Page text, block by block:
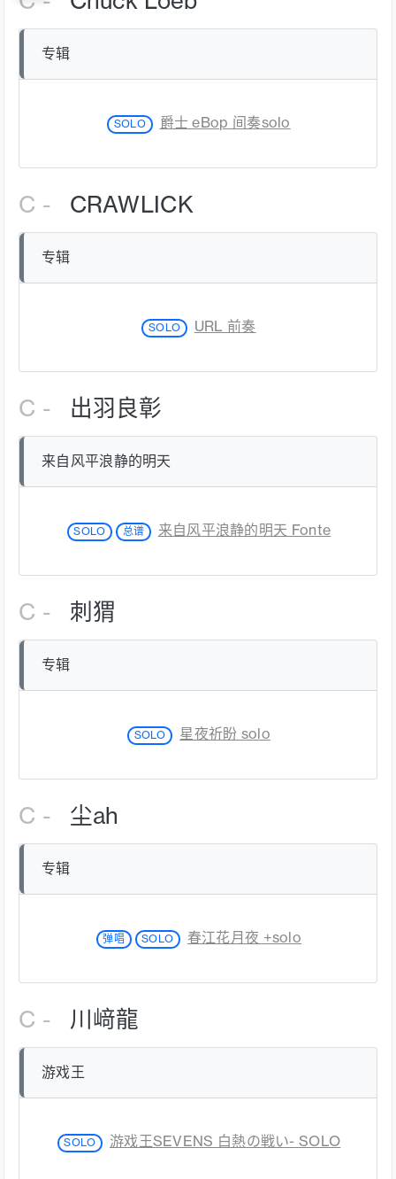
专辑
SOLO 爵士 eBop 间奏solo
C - CRAWLICK
专辑
SOLO URL 前奏
C - 出羽良彰
来自风平浪静的明天
SOLO 总谱 来自风平浪静的明天 Fonte
C - 刺猬
专辑
SOLO 星夜祈盼 solo
C - 尘ah
专辑
弹唱 SOLO 春江花月夜 +solo
C - 川﨑龍
游戏王
SOLO 游戏王SEVENS 白熱の戦い- SOLO